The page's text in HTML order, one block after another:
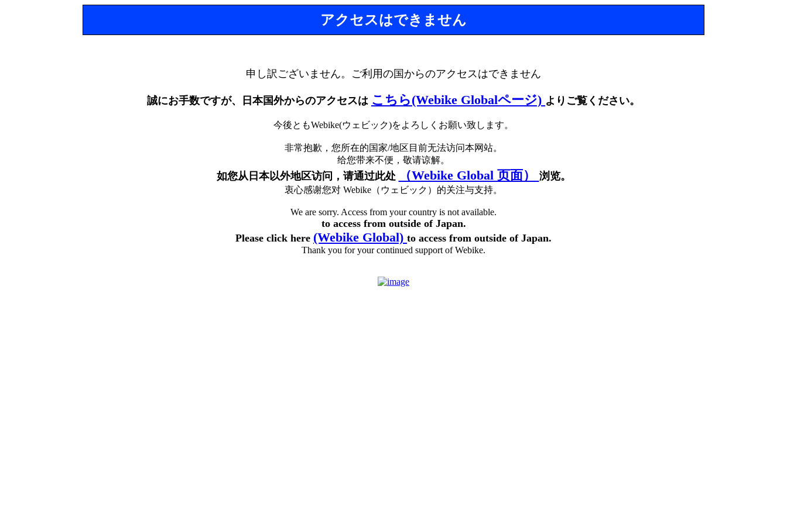
アクセスはできません
申し訳ございません。ご利用の国からのアクセスはできません
誠にお手数ですが、日本国外からのアクセスは こちら(Webike Globalページ) よりご覧ください。
今後ともWebike(ウェビック)をよろしくお願い致します。
非常抱歉，您所在的国家/地区目前无法访问本网站。
给您带来不便，敬请谅解。
如您从日本以外地区访问，请通过此处 （Webike Global 页面） 浏览。
衷心感谢您对 Webike（ウェビック）的关注与支持。
We are sorry. Access from your country is not available.
to access from outside of Japan.
Please click here (Webike Global) to access from outside of Japan.
Thank you for your continued support of Webike.